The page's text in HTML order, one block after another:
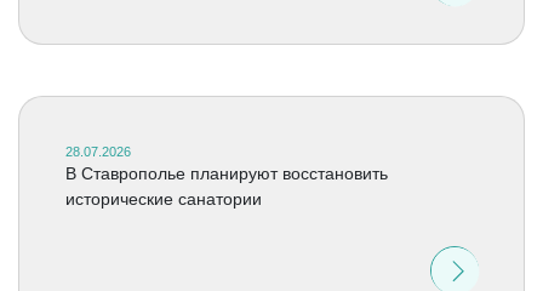
28.07.2026
В Ставрополье планируют восстановить
исторические санатории